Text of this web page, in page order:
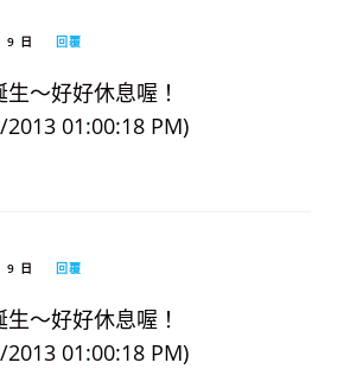
9 日 回覆
～好好休息喔！
01:00:18 PM)
9 日 回覆
～好好休息喔！
01:00:18 PM)